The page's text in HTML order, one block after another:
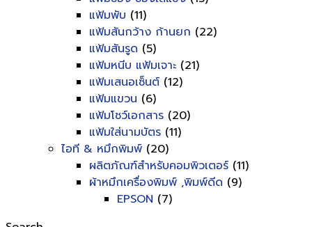
แฟ้มพับ (11)
แฟ้มสันกว้าง ก้านยก (22)
แฟ้มสันรูด (5)
แฟ้มหนีบ แฟ้มเจาะ (21)
แฟ้มเสนอเซ็นต์ (12)
แฟ้มแขวน (6)
แฟ้มโชว์เอกสาร (20)
แฟ้มใส่นามบัตร (11)
ไอที & หมึกพิมพ์ (20)
ผลิตภัณฑ์สำหรับคอมพิวเตอร์ (11)
ผ้าหมึกเครื่องพิมพ์ ,พิมพ์ดีด (9)
EPSON (7)